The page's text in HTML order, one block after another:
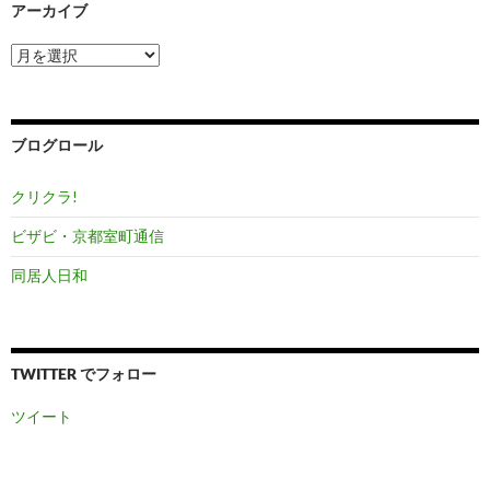
アーカイブ
ア
ー
ブ
ブログロール
クリクラ!
ビザビ・京都室町通信
同居人日和
TWITTER でフォロー
ツイート